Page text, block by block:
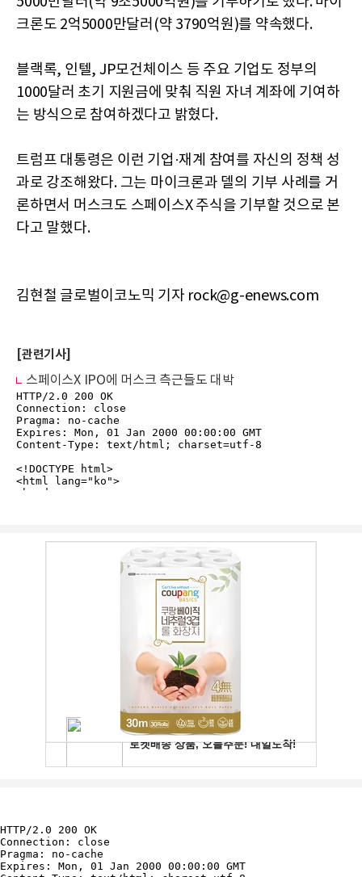
크론도 2억5000만달러(약 3790억원)를 약속했다.
블랙록, 인텔, JP모건체이스 등 주요 기업도 정부의
1000달러 초기 지원금에 맞춰 직원 자녀 계좌에 기여하
는 방식으로 참여하겠다고 밝혔다.
트럼프 대통령은 이런 기업·재계 참여를 자신의 정책 성
과로 강조해왔다. 그는 마이크론과 델의 기부 사례를 거
론하면서 머스크도 스페이스X 주식을 기부할 것으로 본
다고 말했다.
김현철 글로벌이코노믹 기자 rock@g-enews.com
[관련기사]
스페이스X IPO에 머스크 측근들도 대박